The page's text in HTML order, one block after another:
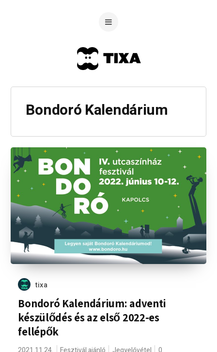
Bondoró Kalendárium
tixa
Bondoró Kalendárium: adventi
készülődés és az első 2022-es
fellépők